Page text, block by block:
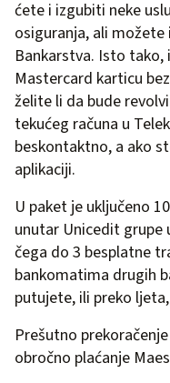
ćete i izgubiti neke
osiguranja, ali
Bankarstva. Isto
Mastercard karticu
želite li da bude
tekućeg računa u
beskontaktno, a ako
aplikaciji.
U paket je uključeno
unutar Unicedit grupe
čega do 3 besplatne
bankomatima drugih
putujete, ili preko
Prešutno
obročno plaćanje